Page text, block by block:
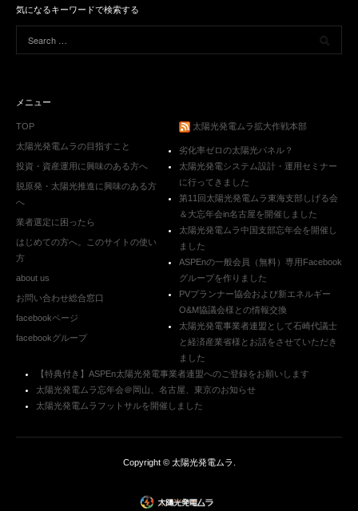
気になるキーワードで検索する
メニュー
TOP
太陽光発電ムラの目指すこと
投資・資産運用に興味のある方へ
脱原発・太陽光推進に興味のある方
へ
業者選定に困ったら
はじめての方へ。このサイトの使い
方
about us
お問い合わせ総合窓口
facebookページ
facebookグループ
太陽光発電ムラ拡大作戦本部
劣化率ゼロの太陽光パネル？
太陽光発電システム設計・運用セミナー
に行ってきました
第11回太陽光発電ムラ東海支部しげる会
＆大忘年会in名古屋を開催しました
太陽光発電ムラ中国支部忘年会を開催し
ました
ASPEnの一般会員（無料）専用Facebook
グループを作りました
PVプランナー協会および新エネルギー
O&M協議会様との情報交換
太陽光発電事業者連盟として石崎代議士
と経済産業省様とお話をさせていただき
ました
【特典付き】ASPEn太陽光発電事業者連盟へのご登録をお願いします
太陽光発電ムラ忘年会＠岡山、名古屋、東京のお知らせ
太陽光発電ムラフットサルを開催しました
Copyright © 太陽光発電ムラ